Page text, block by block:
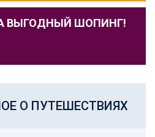
ВЫГОДНЫЙ ШОПИНГ!
О ПУТЕШЕСТВИЯХ